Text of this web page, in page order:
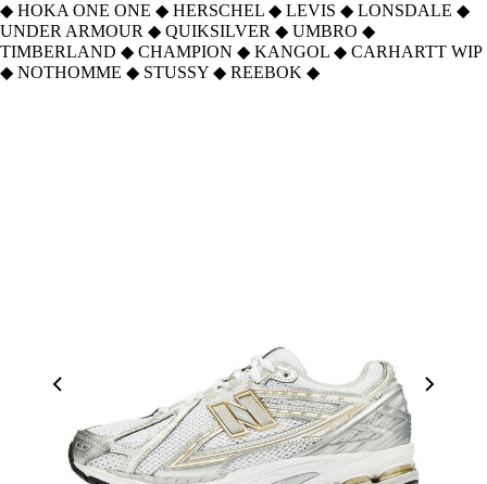
◆ HOKA ONE ONE ◆ HERSCHEL ◆ LEVIS ◆ LONSDALE ◆
UNDER ARMOUR ◆ QUIKSILVER ◆ UMBRO ◆
TIMBERLAND ◆ CHAMPION ◆ KANGOL ◆ CARHARTT WIP
◆ NOTHOMME ◆ STUSSY ◆ REEBOK ◆